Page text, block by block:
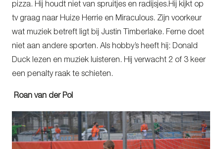
pizza. Hij houdt niet van spruitjes en radijsjes.Hij kijkt op
tv graag naar Huize Herrie en Miraculous. Zijn voorkeur
wat muziek betreft ligt bij Justin Timberlake. Ferne doet
niet aan andere sporten. Als hobby’s heeft hij: Donald
Duck lezen en muziek luisteren. Hij verwacht 2 of 3 keer
een penalty raak te schieten.
Roan van der Pol